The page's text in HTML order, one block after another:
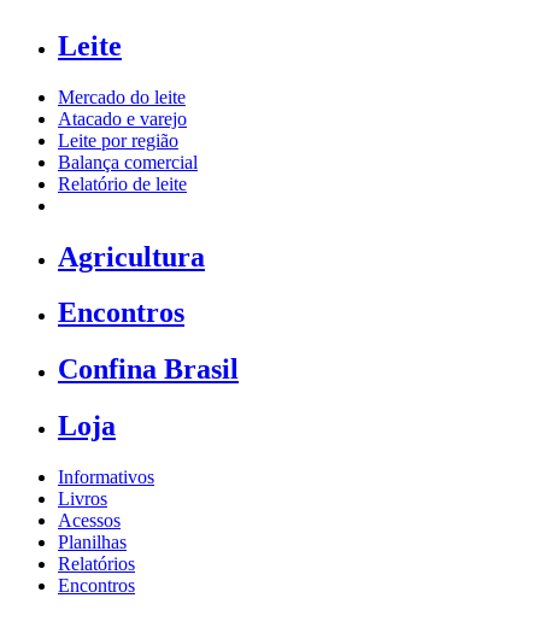
Leite
Mercado do leite
Atacado e varejo
Leite por região
Balança comercial
Relatório de leite
Agricultura
Encontros
Confina Brasil
Loja
Informativos
Livros
Acessos
Planilhas
Relatórios
Encontros